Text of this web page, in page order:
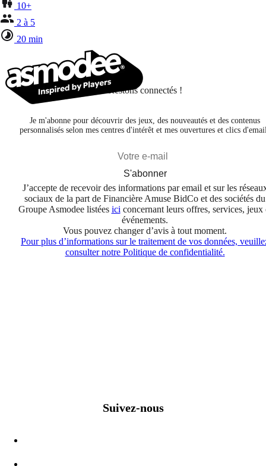
10+
2 à 5
20 min
Restons connectés !
Je m'abonne pour découvrir des jeux, des nouveautés et des contenus
personnalisés selon mes centres d'intérêt et mes ouvertures et clics
S'abonner
J’accepte de recevoir des informations par email et sur les
sociaux de la part de Financière Amuse BidCo et des sociétés du
Groupe Asmodee listées ici concernant leurs offres, services, jeux
événements.
Vous pouvez changer d’avis à tout moment.
Pour plus d’informations sur le traitement de vos données,
consulter notre Politique de confidentialité.
Suivez-nous